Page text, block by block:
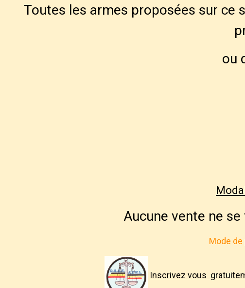
Toutes les armes proposées sur ce
ou
Aucune vente ne
Mode de
Inscrivez vous